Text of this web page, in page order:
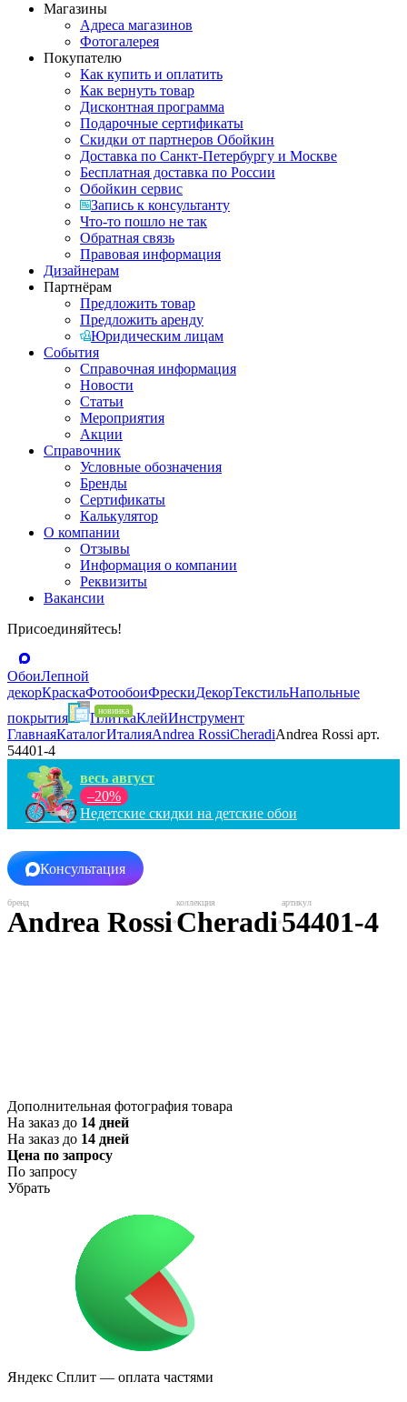
Магазины
Адреса магазинов
Фотогалерея
Покупателю
Как купить и оплатить
Как вернуть товар
Дисконтная программа
Подарочные сертификаты
Скидки от партнеров Обойкин
Доставка по Санкт-Петербургу и Москве
Бесплатная доставка по России
Обойкин сервис
Запись к консультанту
Что-то пошло не так
Обратная связь
Правовая информация
Дизайнерам
Партнёрам
Предложить товар
Предложить аренду
Юридическим лицам
События
Справочная информация
Новости
Статьи
Мероприятия
Акции
Справочник
Условные обозначения
Бренды
Сертификаты
Калькулятор
О компании
Отзывы
Информация о компании
Реквизиты
Вакансии
Присоединяйтесь!
ОбоиЛепной
декорКраскаФотообоиФрескиДекорТекстильНапольные
покрытия
ПлиткаКлейИнструмент
ГлавнаяКаталогИталияAndrea RossiCheradiAndrea Rossi арт.
54401-4
весь август
–20%
Недетские скидки на детские обои
Консультация
Andrea RossiCheradi54401-4
Дополнительная фотография товара
На заказ до 14 дней
На заказ до 14 дней
Цена по запросу
По запросу
Убрать
Яндекс Сплит — оплата частями